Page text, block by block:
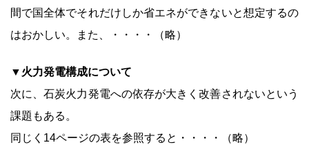
間で国全体でそれだけしか省エネができないと想定するの
はおかしい。また、・・・・（略）
▼火力発電構成について
次に、石炭火力発電への依存が大きく改善されないという
課題もある。
同じく14ページの表を参照すると・・・・（略）